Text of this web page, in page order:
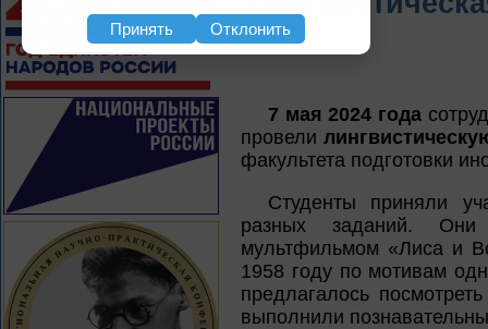
7 мая 2024 года
провели
факультета подготовки
Студенты приняли
разных заданий. Они
мультфильмом «Лиса и
1958 году по мотивам
предлагалось
выполнили
Принять Отклонить